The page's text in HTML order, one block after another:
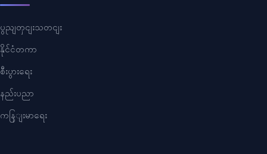
ပွညျတှငျးသတငျး
နိုင်ငံတကာ
စီးပွားရေး
နည်းပညာ
ကနြျးမာရေး